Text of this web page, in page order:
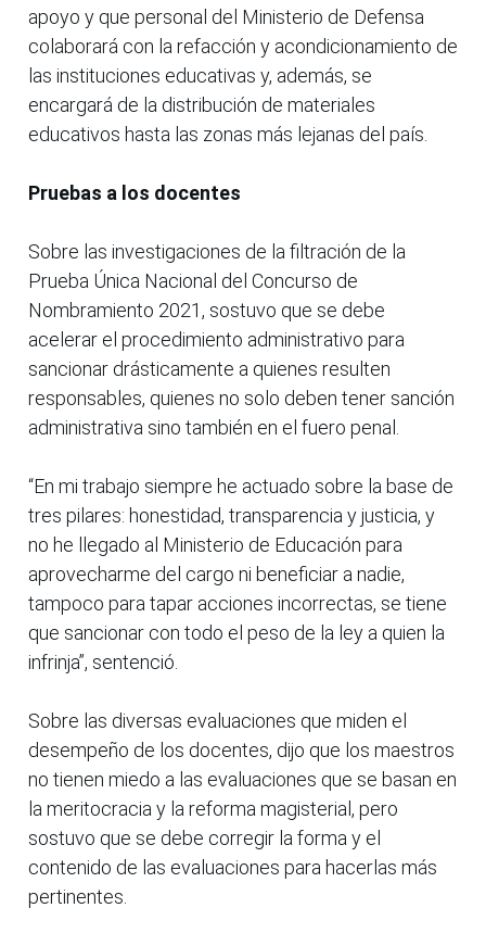
apoyo y que personal del Ministerio de Defensa
colaborará con la refacción y acondicionamiento de
las instituciones educativas y, además, se
encargará de la distribución de materiales
educativos hasta las zonas más lejanas del país.
Pruebas a los docentes
Sobre las investigaciones de la filtración de la
Prueba Única Nacional del Concurso de
Nombramiento 2021, sostuvo que se debe
acelerar el procedimiento administrativo para
sancionar drásticamente a quienes resulten
responsables, quienes no solo deben tener sanción
administrativa sino también en el fuero penal.
“En mi trabajo siempre he actuado sobre la base de
tres pilares: honestidad, transparencia y justicia, y
no he llegado al Ministerio de Educación para
aprovecharme del cargo ni beneficiar a nadie,
tampoco para tapar acciones incorrectas, se tiene
que sancionar con todo el peso de la ley a quien la
infrinja”, sentenció.
Sobre las diversas evaluaciones que miden el
desempeño de los docentes, dijo que los maestros
no tienen miedo a las evaluaciones que se basan en
la meritocracia y la reforma magisterial, pero
sostuvo que se debe corregir la forma y el
contenido de las evaluaciones para hacerlas más
pertinentes.